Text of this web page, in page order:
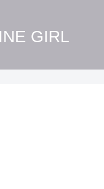
GIRL